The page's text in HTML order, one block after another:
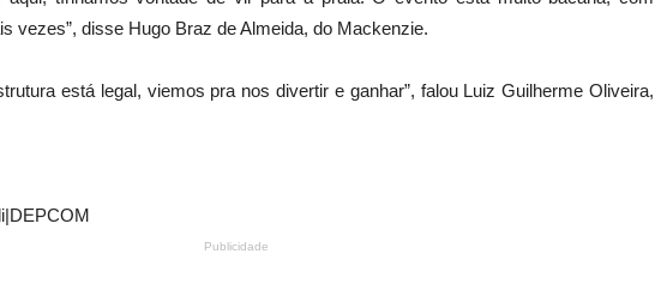
vezes”, disse Hugo Braz de Almeida, do Mackenzie.
está legal, viemos pra nos divertir e ganhar”, falou Luiz Guilherme Oliveira,
Publicidade